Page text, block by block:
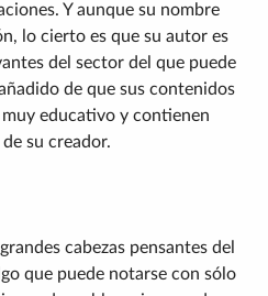
Y aunque su nombre
lo cierto es que su autor es
del sector del que puede
de que sus contenidos
educativo y contienen
su creador.
cabezas pensantes del
que puede notarse con sólo